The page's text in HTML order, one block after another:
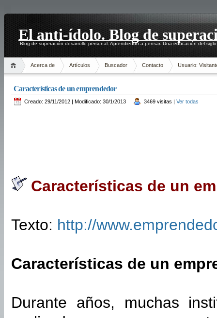
El anti-ídolo. Blog de
Blog de superación desarrollo personal. Aprendiendo a pensar. Una educación del
Acerca de Artículos Buscador Contacto Usuario:
Características de un emprendedor
Creado: 29/11/2012 | Modificado: 30/1/2013 3469 visitas | Ver todas
Características de un
Texto: http://
Características de un
Durante años, muchas